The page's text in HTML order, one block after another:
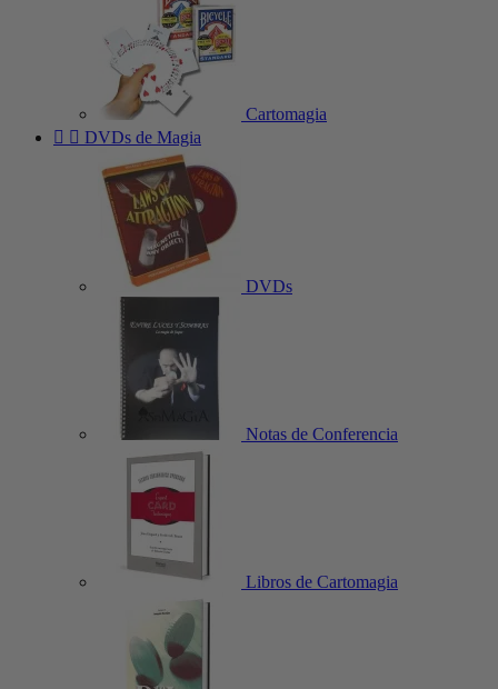
Cartomagia
  DVDs de Magia
DVDs
Notas de Conferencia
Libros de Cartomagia